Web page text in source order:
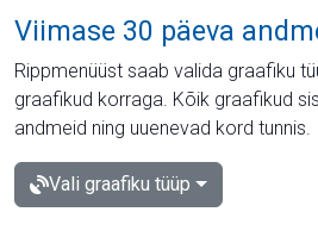
Viimase 30 päeva
Rippmenüüst saab valida graafiku
graafikud korraga. Kõik graafikud
andmeid ning uuenevad kord tunnis.
Vali graafiku tüüp